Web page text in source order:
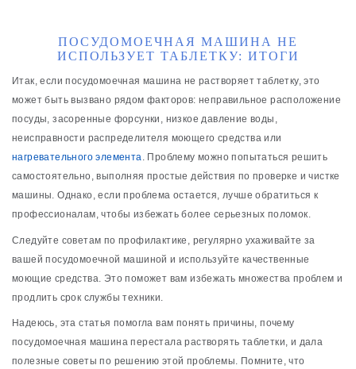
ПОСУДОМОЕЧНАЯ МАШИНА НЕ
ИСПОЛЬЗУЕТ ТАБЛЕТКУ: ИТОГИ
Итак, если посудомоечная машина не растворяет таблетку, это
может быть вызвано рядом факторов: неправильное расположение
посуды, засоренные форсунки, низкое давление воды,
неисправности распределителя моющего средства или
нагревательного элемента. Проблему можно попытаться решить
самостоятельно, выполняя простые действия по проверке и чистке
машины. Однако, если проблема остается, лучше обратиться к
профессионалам, чтобы избежать более серьезных поломок.
Следуйте советам по профилактике, регулярно ухаживайте за
вашей посудомоечной машиной и используйте качественные
моющие средства. Это поможет вам избежать множества проблем и
продлить срок службы техники.
Надеюсь, эта статья помогла вам понять причины, почему
посудомоечная машина перестала растворять таблетки, и дала
полезные советы по решению этой проблемы. Помните, что